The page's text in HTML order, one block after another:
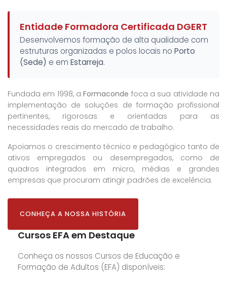
Entidade Formadora Certificada DGERT
Desenvolvemos formação de alta qualidade com
estruturas organizadas e polos locais no Porto
(Sede) e em Estarreja.
Fundada em 1998, aFormaconde foca a sua atividade na
implementação de soluções de formação profissional
pertinentes, rigorosas e orientadas para as
necessidades reais do mercado de trabalho.
Apoiamos o crescimento técnico e pedagógico tanto de
ativos empregados ou desempregados, como de
quadros integrados em micro, médias e grandes
empresas que procuram atingir padrões de excelência.
CONHEÇA A NOSSA HISTÓRIA
Cursos EFA em Destaque
Conheça os nossos Cursos de Educação e
Formação de Adultos (EFA) disponíveis: